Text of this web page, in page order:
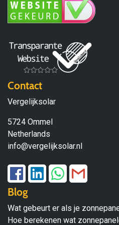
Contact
Vergelijksolar
5724 Ommel
Netherlands
info@vergelijksolar.nl
Blog
Wat gebeurt er als je
Hoe berekenen wat